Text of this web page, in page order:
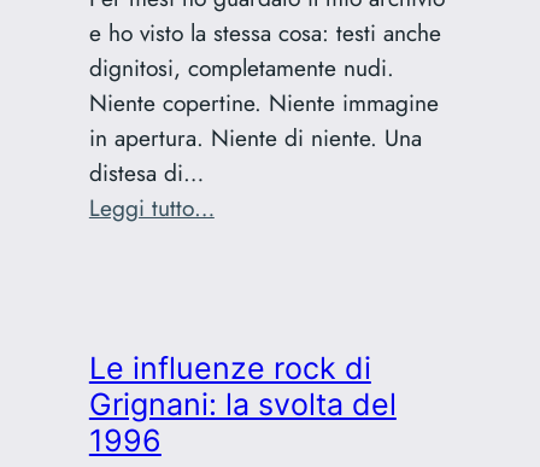
e ho visto la stessa cosa: testi anche
dignitosi, completamente nudi.
Niente copertine. Niente immagine
in apertura. Niente di niente. Una
distesa di…
Leggi tutto…:
workflow
che
Le influenze rock di
Grignani: la svolta del
1996